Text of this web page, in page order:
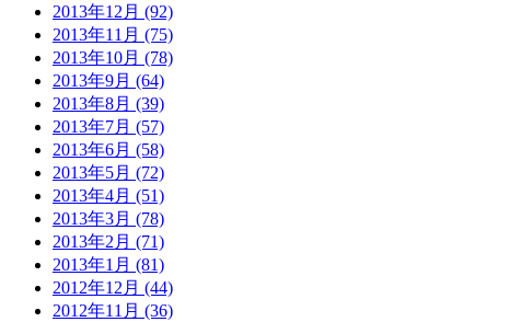
2013年12月 (92)
2013年11月 (75)
2013年10月 (78)
2013年9月 (64)
2013年8月 (39)
2013年7月 (57)
2013年6月 (58)
2013年5月 (72)
2013年4月 (51)
2013年3月 (78)
2013年2月 (71)
2013年1月 (81)
2012年12月 (44)
2012年11月 (36)